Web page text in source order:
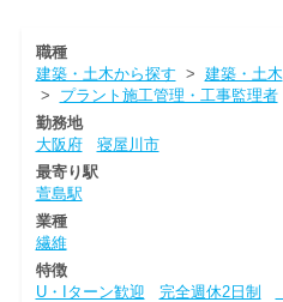
職種
建築・土木から探す > 建築・土木
> プラント施工管理・工事監理者
勤務地
大阪府
寝屋川市
最寄り駅
萱島駅
業種
繊維
特徴
U・Iターン歓迎
完全週休2日制